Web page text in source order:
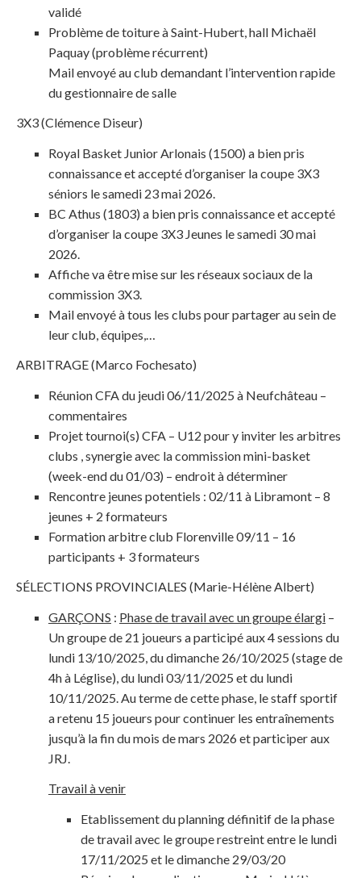
validé
Problème de toiture à Saint-Hubert, hall Michaël
Paquay (problème récurrent)
Mail envoyé au club demandant l’intervention rapide
du gestionnaire de salle
3X3 (Clémence Diseur)
Royal Basket Junior Arlonais (1500) a bien pris
connaissance et accepté d’organiser la coupe 3X3
séniors le samedi 23 mai 2026.
BC Athus (1803) a bien pris connaissance et accepté
d’organiser la coupe 3X3 Jeunes le samedi 30 mai
2026.
Affiche va être mise sur les réseaux sociaux de la
commission 3X3.
Mail envoyé à tous les clubs pour partager au sein de
leur club, équipes,…
ARBITRAGE (Marco Fochesato)
Réunion CFA du jeudi 06/11/2025 à Neufchâteau –
commentaires
Projet tournoi(s) CFA – U12 pour y inviter les arbitres
clubs , synergie avec la commission mini-basket
(week-end du 01/03) – endroit à déterminer
Rencontre jeunes potentiels : 02/11 à Libramont – 8
jeunes + 2 formateurs
Formation arbitre club Florenville 09/11 – 16
participants + 3 formateurs
SÉLECTIONS PROVINCIALES (Marie-Hélène Albert)
GARÇONS : Phase de travail avec un groupe élargi –
Un groupe de 21 joueurs a participé aux 4 sessions du
lundi 13/10/2025, du dimanche 26/10/2025 (stage de
4h à Léglise), du lundi 03/11/2025 et du lundi
10/11/2025. Au terme de cette phase, le staff sportif
a retenu 15 joueurs pour continuer les entraînements
jusqu’à la fin du mois de mars 2026 et participer aux
JRJ.
Travail à venir
Etablissement du planning définitif de la phase
de travail avec le groupe restreint entre le lundi
17/11/2025 et le dimanche 29/03/20